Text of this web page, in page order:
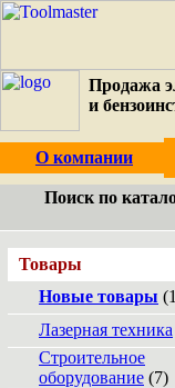
Продажа
и
О компании
Поиск по
Товары
Новые товары
Лазерная техника
Строительное
оборудование (7)